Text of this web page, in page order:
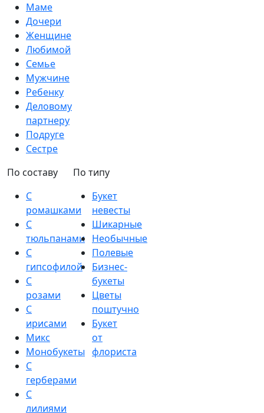
Маме
Дочери
Женщине
Любимой
Семье
Мужчине
Ребенку
Деловому
партнеру
Подруге
Сестре
По составу
С
ромашками
С
тюльпанами
С
гипсофилой
С
розами
С
ирисами
Микс
Монобукеты
С
герберами
С
лилиями
По типу
Букет
невесты
Шикарные
Необычные
Полевые
Бизнес-
букеты
Цветы
поштучно
Букет
от
флориста